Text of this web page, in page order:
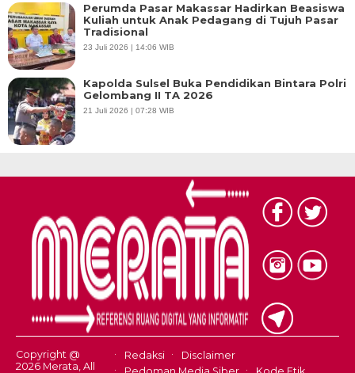
Perumda Pasar Makassar Hadirkan Beasiswa
Kuliah untuk Anak Pedagang di Tujuh Pasar
Tradisional
23 Juli 2026 | 14:06 WIB
Kapolda Sulsel Buka Pendidikan Bintara Polri
Gelombang II TA 2026
21 Juli 2026 | 07:28 WIB
Copyright @
2026 Merata, All
Redaksi
Disclaimer